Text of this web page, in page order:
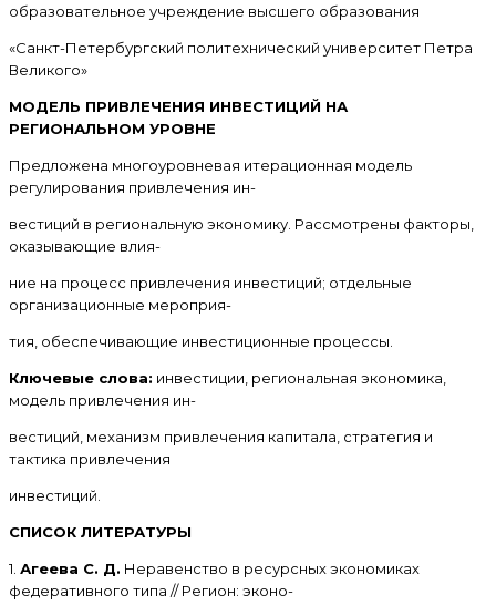
образовательное учреждение высшего образования
«Санкт-Петербургский политехнический университет Петра
Великого»
МОДЕЛЬ ПРИВЛЕЧЕНИЯ ИНВЕСТИЦИЙ НА
РЕГИОНАЛЬНОМ УРОВНЕ
Предложена многоуровневая итерационная модель
регулирования привлечения ин-
вестиций в региональную экономику. Рассмотрены факторы,
оказывающие влия-
ние на процесс привлечения инвестиций; отдельные
организационные мероприя-
тия, обеспечивающие инвестиционные процессы.
Ключевые слова: инвестиции, региональная экономика,
модель привлечения ин-
вестиций, механизм привлечения капитала, стратегия и
тактика привлечения
инвестиций.
СПИСОК ЛИТЕРАТУРЫ
1. Агеева С. Д. Неравенство в ресурсных экономиках
федеративного типа // Регион: эконо-